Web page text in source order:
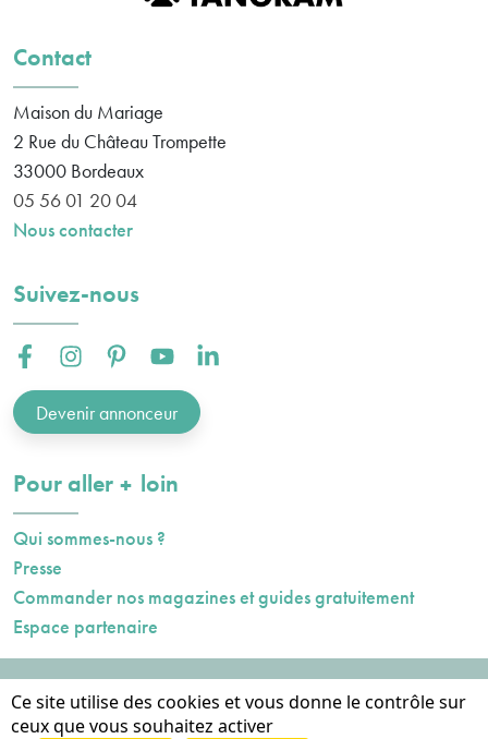
Contact
Maison du Mariage
2 Rue du Château Trompette
33000 Bordeaux
05 56 01 20 04
Nous contacter
Suivez-nous
Facebook :Instagram :Pinterest :Youtube :Linkedin :
Devenir annonceur
Pour aller plusloin
Qui sommes-nous ?
Presse
Commander nos magazines et guides gratuitement
Espace partenaire
Données personnelles
Ce site utilise des cookies et vous donne le contrôle sur
ceux que vous souhaitez activer